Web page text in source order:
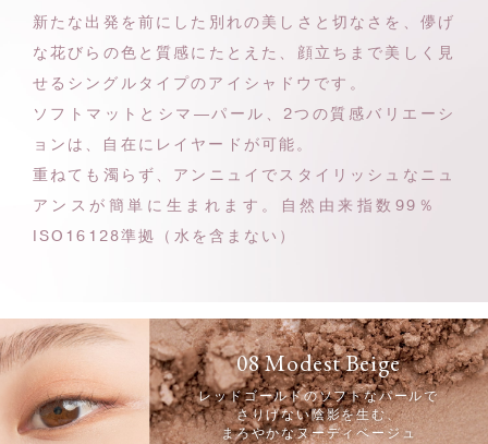
新たな出発を前にした別れの美しさと切なさを、 儚げ
な花びらの色と質感にたとえた、 顔立ちまで美しく見
せるシングルタイプのアイシャドウです。
ソフトマットとシマ―パール、2つの質感バリエーシ
ョンは、 自在にレイヤードが可能。
重ねても濁らず、アンニュイでスタイリッシュな ニュ
アンスが簡単に生まれます。
自然由来指数99％
ISO16128準拠（水を含まない）
08 Modest Beige
レッドゴールドのソフトなパールで
さりげない陰影を生む、
まろやかなヌーディベージュ